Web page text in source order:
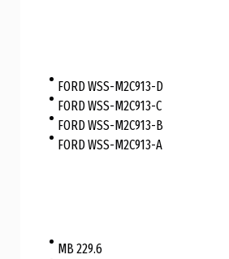
FORD WSS-M2C913-D
FORD WSS-M2C913-C
FORD WSS-M2C913-B
FORD WSS-M2C913-A
MB 229.6